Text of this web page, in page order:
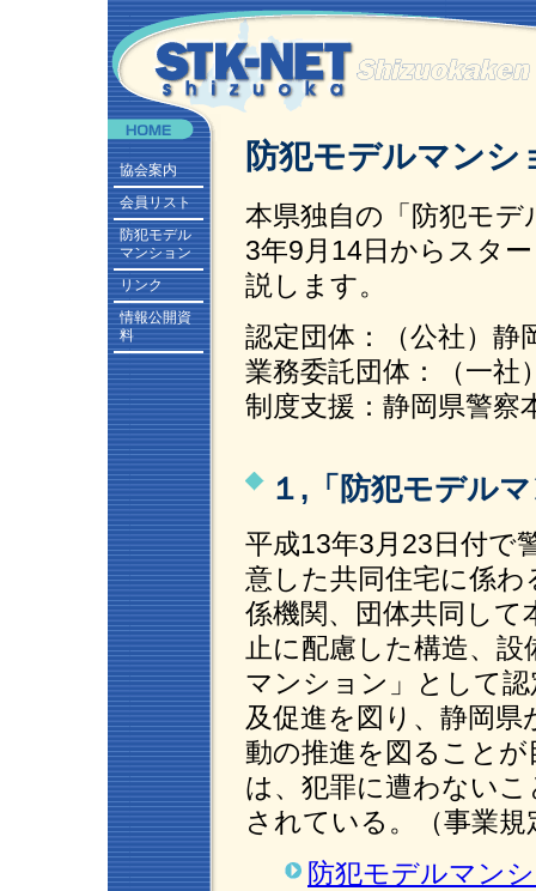
協会案内
会員リスト
防犯モデル
マンション
リンク
情報公開資
料
防犯モデルマン
本県独自の「防犯モ
3年9月14日からスタ
説します。
認定団体：（公社）静
業務委託団体：（一社
制度支援：静岡県警察
１,「防犯モデル
平成13年3月23日付で
意した共同住宅に係
係機関、団体共同し
止に配慮した構造、
マンション」として
及促進を図り、静岡
動の推進を図ること
は、犯罪に遭わない
されている。（事業規
防犯モデルマン